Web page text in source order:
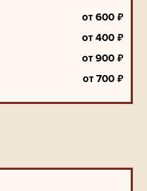
от 600 ₽
от 400 ₽
от 900 ₽
от 700 ₽